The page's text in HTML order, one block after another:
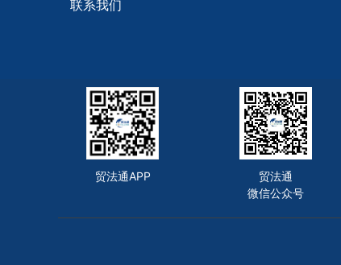
联系我们
贸法通APP
贸法通
微信公众号